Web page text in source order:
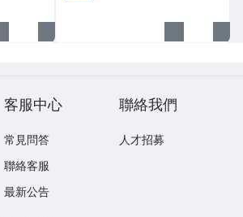
客服中心
常見問答
聯絡客服
最新公告
聯絡我們
人才招募